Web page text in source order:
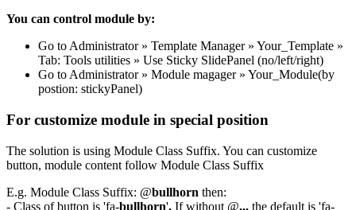
You can control module by:
Go to Administrator » Template Manager » Your_Template »
Tab: Tools utilities » Use Sticky SlidePanel (no/left/right)
Go to Administrator » Module magager » Your_Module(by
postion: stickyPanel)
For customize module in special position
The solution is using Module Class Suffix. You can customize
button, module content follow Module Class Suffix
E.g. Module Class Suffix: @bullhorn then:
- Class of button is 'fa-bullhorn'. If without @... the default is 'fa-